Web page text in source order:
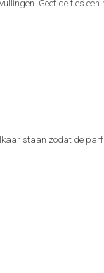
Geef de fles een
staan zodat de